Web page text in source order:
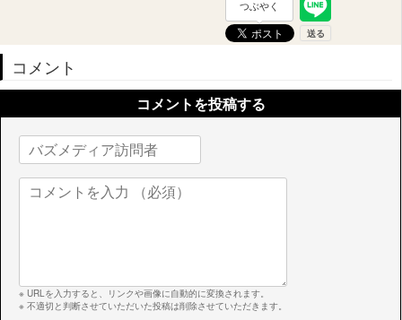
つぶやく
コメント
コメントを投稿する
※ URLを入力すると、リンクや画像に自動的に変換されます。
※ 不適切と判断させていただいた投稿は削除させていただきます。